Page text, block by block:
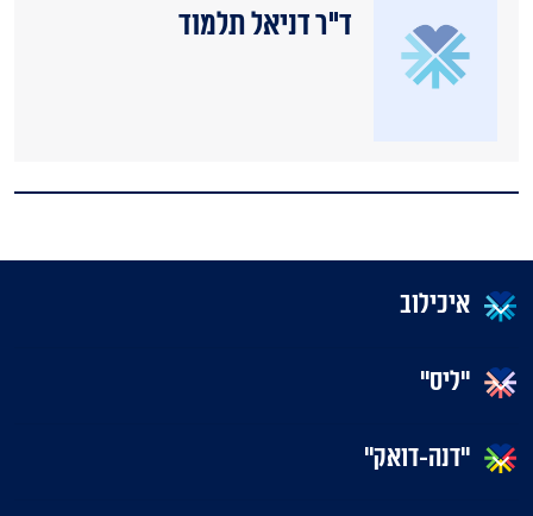
ד"ר דניאל תלמוד
איכילוב
"ליס"
"דנה-דואק"